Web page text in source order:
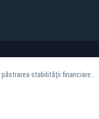
stabilității financiare...